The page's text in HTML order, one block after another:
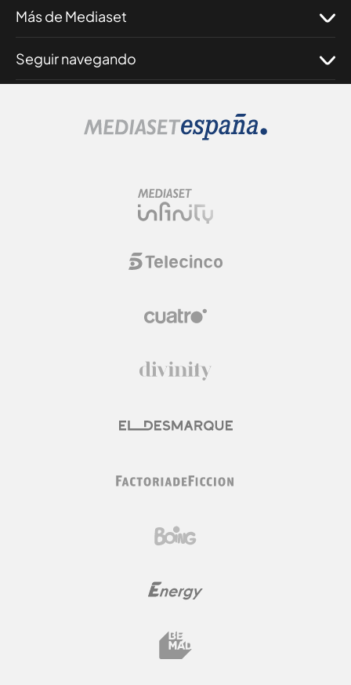
Más de Mediaset
Seguir navegando